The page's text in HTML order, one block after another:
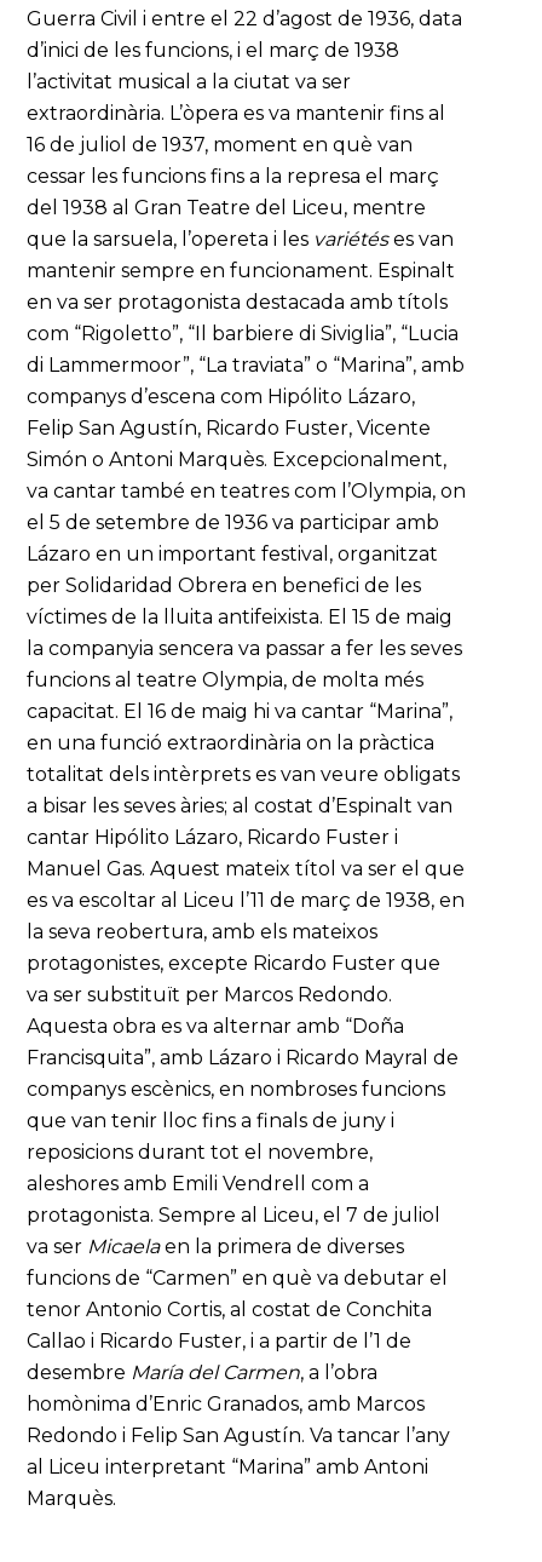
Guerra Civil i entre el 22 d’agost de 1936, data
d’inici de les funcions, i el març de 1938
l’activitat musical a la ciutat va ser
extraordinària. L’òpera es va mantenir fins al
16 de juliol de 1937, moment en què van
cessar les funcions fins a la represa el març
del 1938 al Gran Teatre del Liceu, mentre
que la sarsuela, l’opereta i les variétéses van
mantenir sempre en funcionament. Espinalt
en va ser protagonista destacada amb títols
com “Rigoletto”, “Il barbiere di Siviglia”, “Lucia
di Lammermoor”, “La traviata” o “Marina”, amb
companys d’escena com Hipólito Lázaro,
Felip San Agustín, Ricardo Fuster, Vicente
Simón o Antoni Marquès. Excepcionalment,
va cantar també en teatres com l’Olympia, on
el 5 de setembre de 1936 va participar amb
Lázaro en un important festival, organitzat
per Solidaridad Obrera en benefici de les
víctimes de la lluita antifeixista. El 15 de maig
la companyia sencera va passar a fer les seves
funcions al teatre Olympia, de molta més
capacitat. El 16 de maig hi va cantar “Marina”,
en una funció extraordinària on la pràctica
totalitat dels intèrprets es van veure obligats
a bisar les seves àries; al costat d’Espinalt van
cantar Hipólito Lázaro, Ricardo Fuster i
Manuel Gas. Aquest mateix títol va ser el que
es va escoltar al Liceu l’11 de març de 1938, en
la seva reobertura, amb els mateixos
protagonistes, excepte Ricardo Fuster que
va ser substituït per Marcos Redondo.
Aquesta obra es va alternar amb “Doña
Francisquita”, amb Lázaro i Ricardo Mayral de
companys escènics, en nombroses funcions
que van tenir lloc fins a finals de juny i
reposicions durant tot el novembre,
aleshores amb Emili Vendrell com a
protagonista. Sempre al Liceu, el 7 de juliol
va ser Micaelaen la primera de diverses
funcions de “Carmen” en què va debutar el
tenor Antonio Cortis, al costat de Conchita
Callao i Ricardo Fuster, i a partir de l’1 de
desembre María del Carmen, a l’obra
homònima d’Enric Granados, amb Marcos
Redondo i Felip San Agustín. Va tancar l’any
al Liceu interpretant “Marina” amb Antoni
Marquès.